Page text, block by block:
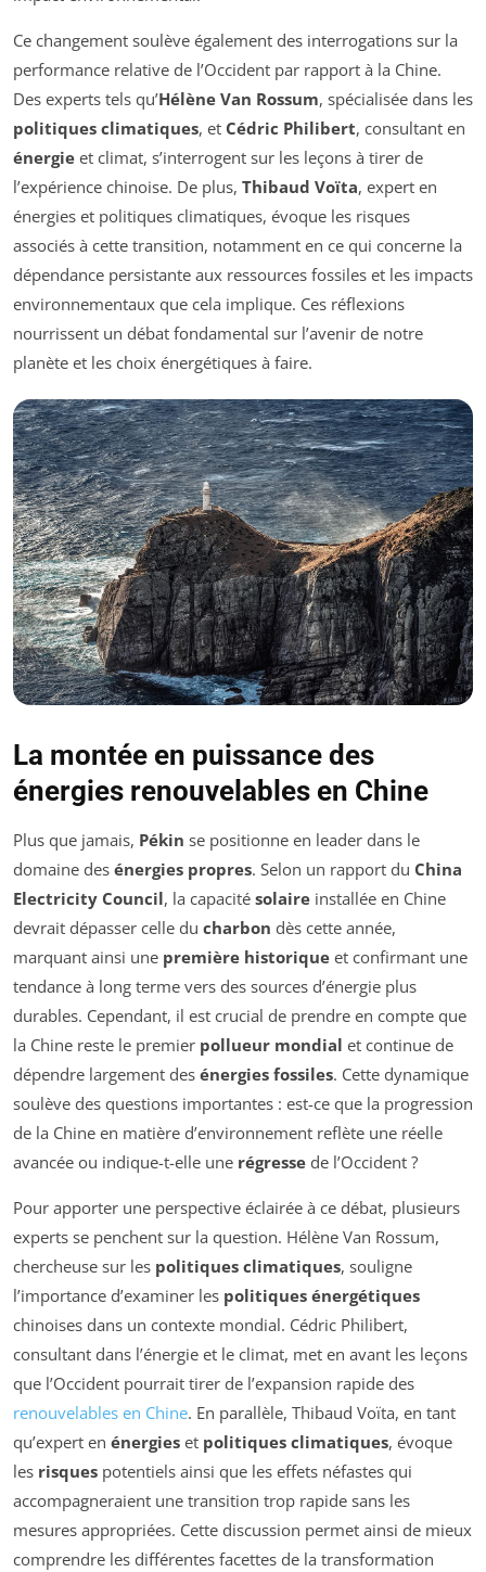
Ce changement soulève également des interrogations sur la
performance relative de l’Occident par rapport à la Chine.
Des experts tels qu’Hélène Van Rossum, spécialisée dans les
politiques climatiques, et Cédric Philibert, consultant en
énergie et climat, s’interrogent sur les leçons à tirer de
l’expérience chinoise. De plus, Thibaud Voïta, expert en
énergies et politiques climatiques, évoque les risques
associés à cette transition, notamment en ce qui concerne la
dépendance persistante aux ressources fossiles et les impacts
environnementaux que cela implique. Ces réflexions
nourrissent un débat fondamental sur l’avenir de notre
planète et les choix énergétiques à faire.
La montée en puissance des
énergies renouvelables en Chine
Plus que jamais, Pékin se positionne en leader dans le
domaine des énergies propres. Selon un rapport du China
Electricity Council, la capacité solaire installée en Chine
devrait dépasser celle du charbon dès cette année,
marquant ainsi une première historique et confirmant une
tendance à long terme vers des sources d’énergie plus
durables. Cependant, il est crucial de prendre en compte que
la Chine reste le premier pollueur mondial et continue de
dépendre largement des énergies fossiles. Cette dynamique
soulève des questions importantes : est-ce que la progression
de la Chine en matière d’environnement reflète une réelle
avancée ou indique-t-elle une régresse de l’Occident ?
Pour apporter une perspective éclairée à ce débat, plusieurs
experts se penchent sur la question. Hélène Van Rossum,
chercheuse sur les politiques climatiques, souligne
l’importance d’examiner les politiques énergétiques
chinoises dans un contexte mondial. Cédric Philibert,
consultant dans l’énergie et le climat, met en avant les leçons
que l’Occident pourrait tirer de l’expansion rapide des
renouvelables en Chine. En parallèle, Thibaud Voïta, en tant
qu’expert en énergies et politiques climatiques, évoque
les risques potentiels ainsi que les effets néfastes qui
accompagneraient une transition trop rapide sans les
mesures appropriées. Cette discussion permet ainsi de mieux
comprendre les différentes facettes de la transformation